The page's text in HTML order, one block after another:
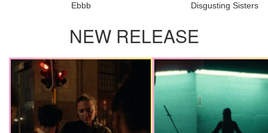
Ebbb Disgusting Sisters
NEW RELEASE